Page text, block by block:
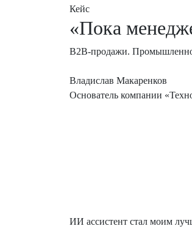
Кейс
«Пока
B2B-продажи.
Владислав Макаренков
Основатель компании
ИИ ассистент стал моим